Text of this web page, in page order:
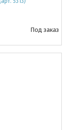
Под заказ